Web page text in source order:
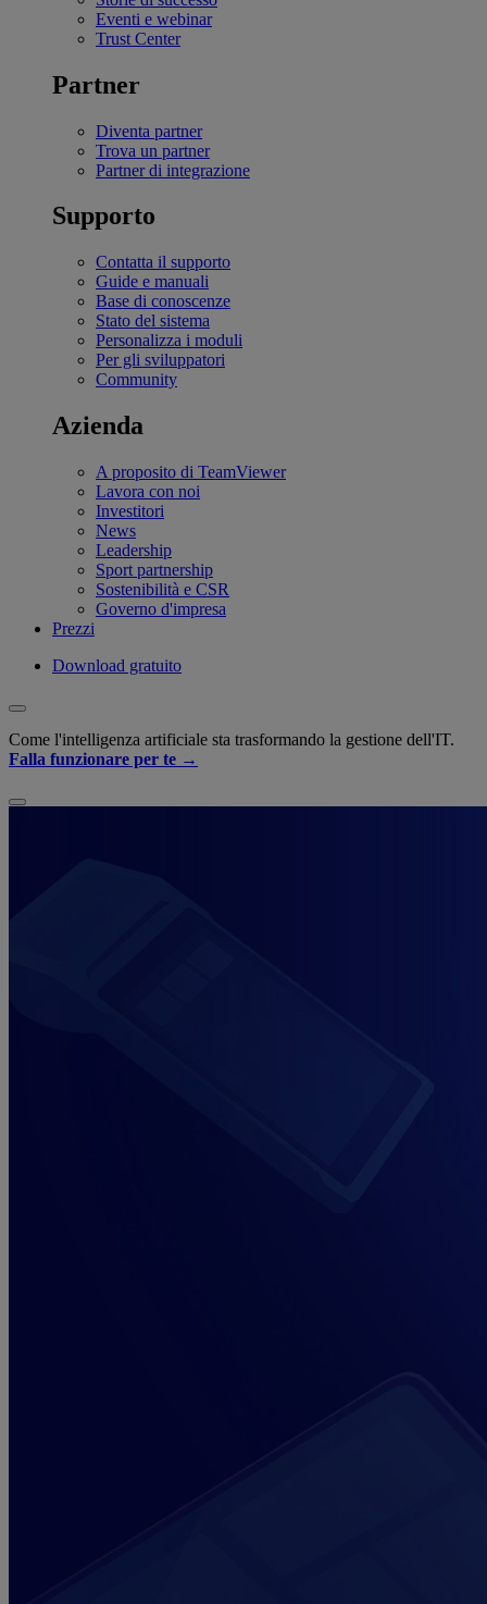
Eventi e webinar
Trust Center
Partner
Diventa partner
Trova un partner
Partner di integrazione
Supporto
Contatta il supporto
Guide e manuali
Base di conoscenze
Stato del sistema
Personalizza i moduli
Per gli sviluppatori
Community
Azienda
A proposito di TeamViewer
Lavora con noi
Investitori
News
Leadership
Sport partnership
Sostenibilità e CSR
Governo d'impresa
Prezzi
Download gratuito
Come l'intelligenza artificiale sta trasformando la gestione dell'IT.
Falla funzionare per te →